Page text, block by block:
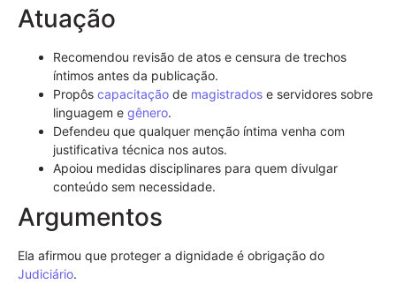
Atuação
Recomendou revisão de atos e censura de trechos
íntimos antes da publicação.
Propôs capacitação de magistrados e servidores sobre
linguagem e gênero.
Defendeu que qualquer menção íntima venha com
justificativa técnica nos autos.
Apoiou medidas disciplinares para quem divulgar
conteúdo sem necessidade.
Argumentos
Ela afirmou que proteger a dignidade é obrigação do
Judiciário.